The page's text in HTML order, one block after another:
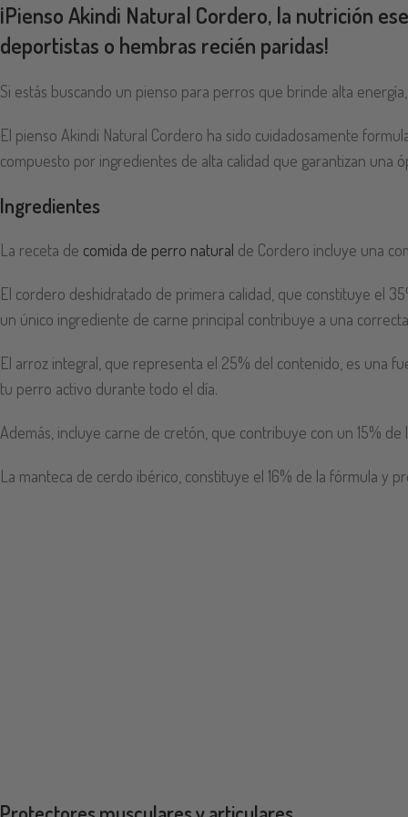
¡Pienso Akindi Natural Cordero, la nutrición
deportistas o hembras recién paridas!
Si estás buscando un pienso para perros que brinde alta
El pienso Akindi Natural Cordero ha sido cuidadosamente
compuesto por ingredientes de alta calidad que garantizan una
Ingredientes
La receta de comida de perro natural de Cordero incluye una
El cordero deshidratado de primera calidad, que constituye el
un único ingrediente de carne principal contribuye a una
El arroz integral, que representa el 25% del contenido, es una
tu perro activo durante todo el día.
Además, incluye carne de cretón, que contribuye con un 15%
La manteca de cerdo ibérico, constituye el 16% de la fórmula y